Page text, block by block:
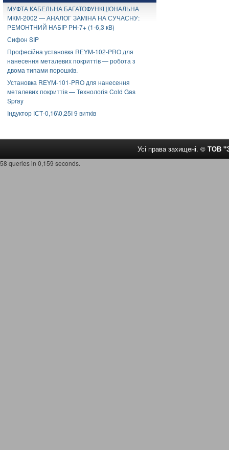
МУФТА КАБЕЛЬНА БАГАТОФУНКЦІОНАЛЬНА
МКМ-2002 — АНАЛОГ ЗАМІНА НА СУЧАСНУ:
РЕМОНТНИЙ НАБІР РН-7+ (1-6,3 кВ)
Сифон SIP
Професійна установка REYM-102-PRO для
нанесення металевих покриттів — робота з
двома типами порошків.
Установка REYM-101-PRO для нанесення
металевих покриттів — Технологія Cold Gas
Spray
Індуктор ІСТ-0,16\0,25І 9 витків
Усі права захищені. © ТОВ
58 queries in 0,159 seconds.